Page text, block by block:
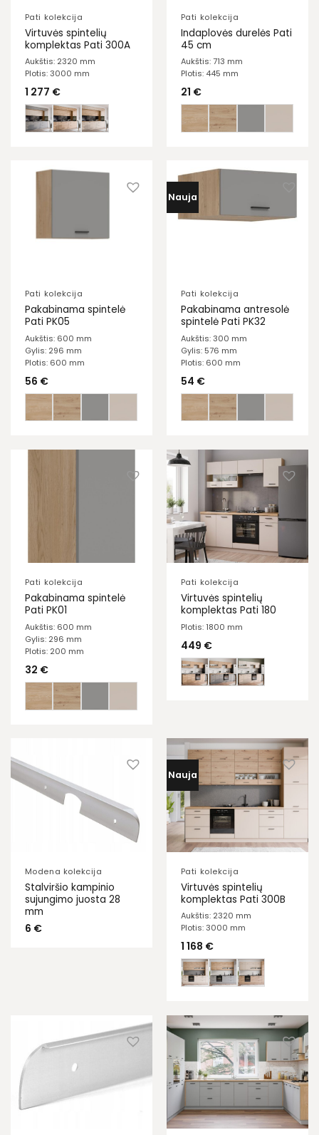
Pati kolekcija
Virtuvės spintelių
komplektas Pati 300A
Aukštis: 2320 mm
Plotis: 3000 mm
1 277 €
Pati kolekcija
Indaplovės durelės Pati
45 cm
Aukštis: 713 mm
Plotis: 445 mm
21 €
Pati kolekcija
Pakabinama spintelė
Pati PK05
Aukštis: 600 mm
Gylis: 296 mm
Plotis: 600 mm
56 €
Nauja
Pati kolekcija
Pakabinama antresolė
spintelė Pati PK32
Aukštis: 300 mm
Gylis: 576 mm
Plotis: 600 mm
54 €
Pati kolekcija
Pakabinama spintelė
Pati PK01
Aukštis: 600 mm
Gylis: 296 mm
Plotis: 200 mm
32 €
Pati kolekcija
Virtuvės spintelių
komplektas Pati 180
Plotis: 1800 mm
449 €
Modena kolekcija
Stalviršio kampinio
sujungimo juosta 28
mm
6 €
Nauja
Pati kolekcija
Virtuvės spintelių
komplektas Pati 300B
Aukštis: 2320 mm
Plotis: 3000 mm
1 168 €